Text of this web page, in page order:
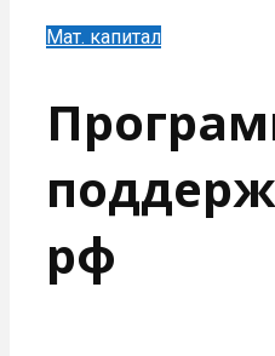
Мат. капитал
рф